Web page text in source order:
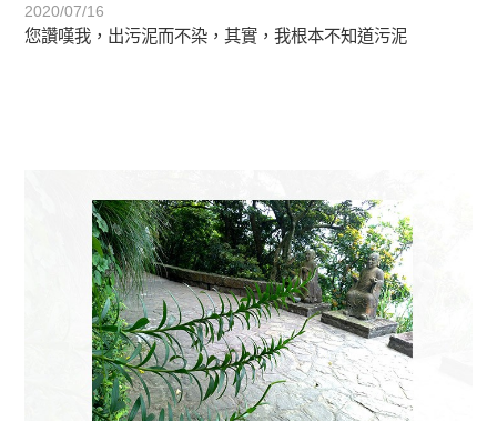
2020/07/16
您讚嘆我，出污泥而不染，其實，我根本不知道污泥